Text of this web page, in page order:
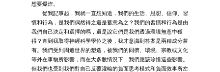
想要爆炸。
從我記事起，我就一直想知道，我們的生活、思想、信仰、習
慣和行為，是我們偶然得之還是蓄意為之？我們的習慣和行為是由
我們自己決定和選擇的嗎，還是說它們是我們透過環境無意中獲
得？直到我取得神經科學學位之後，我才意識到答案是兩種成分兼
有。我們受到周遭世界的塑造，被我們的同儕、環境、宗教或文化
等外在事物所影響，而在大多數情況下，我們應該珍惜這些影響。
但我們也受到我們對自己反覆灌輸的負面思考模式和負面敘事所左